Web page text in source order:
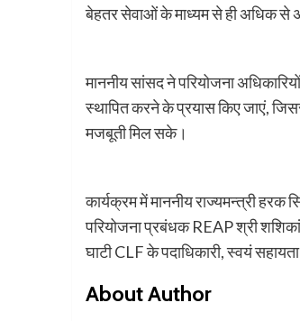
बेहतर सेवाओं के माध्यम से ही अधिक से
माननीय सांसद ने परियोजना
स्थापित करने के प्रयास किए जाएं,
मजबूती मिल सके।
कार्यक्रम में माननीय राज्यमन्त्री
परियोजना प्रबंधक REAP श्री
घाटी CLF के पदाधिकारी, स्वयं
About Author